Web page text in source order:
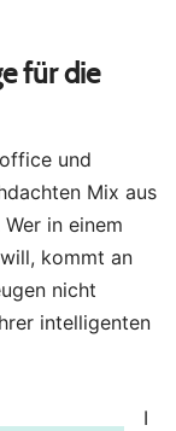
für die
und
Mix aus
in einem
kommt an
nicht
intelligenten
I